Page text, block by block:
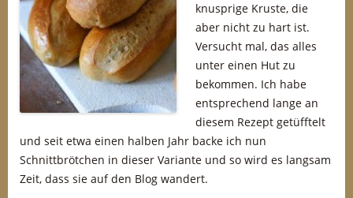
knusprige Kruste, die
aber nicht zu hart ist.
Versucht mal, das alles
unter einen Hut zu
bekommen. Ich habe
entsprechend lange an
diesem Rezept getüfftelt
und seit etwa einen halben Jahr backe ich nun
Schnittbrötchen in dieser Variante und so wird es langsam
Zeit, dass sie auf den Blog wandert.